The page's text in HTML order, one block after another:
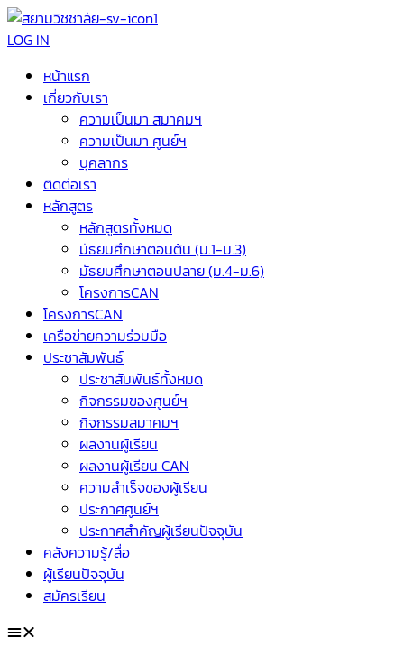
LOG IN
หน้าแรก
เกี่ยวกับเรา
ความเป็นมา สมาคมฯ
ความเป็นมา ศูนย์ฯ
บุคลากร
ติดต่อเรา
หลักสูตร
หลักสูตรทั้งหมด
มัธยมศึกษาตอนต้น (ม.1-ม.3)
มัธยมศึกษาตอนปลาย (ม.4-ม.6)
โครงการCAN
โครงการCAN
เครือข่ายความร่วมมือ
ประชาสัมพันธ์
ประชาสัมพันธ์ทั้งหมด
กิจกรรมของศูนย์ฯ
กิจกรรมสมาคมฯ
ผลงานผู้เรียน
ผลงานผู้เรียน CAN
ความสำเร็จของผู้เรียน
ประกาศศูนย์ฯ
ประกาศสำคัญผู้เรียนปัจจุบัน
คลังความรู้/สื่อ
ผู้เรียนปัจจุบัน
สมัครเรียน